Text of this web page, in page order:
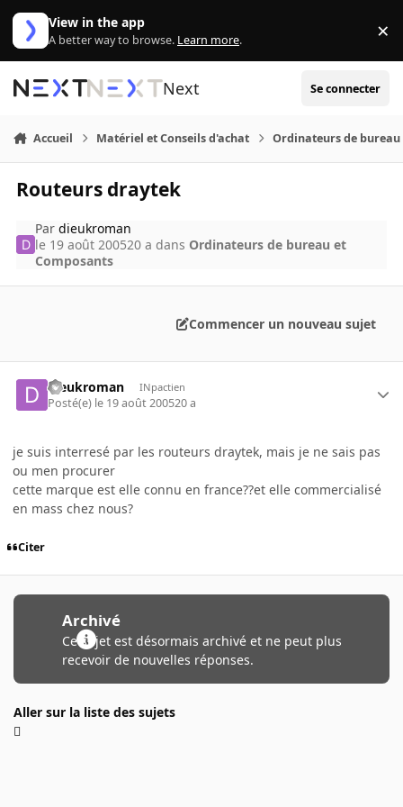
Aller au contenu
View in the app
A better way to browse. Learn more. ×
Next Se connecter
Accueil Matériel et Conseils d'achat Ordinateurs de bureau
Routeurs draytek
Pardieukroman
le 19 août 200520 a dans Ordinateurs de bureau et
Composants
Commencer un nouveau sujet
dieukroman INpactien
Posté(e) le 19 août 200520 a
je suis interresé par les routeurs draytek, mais je ne sais pas
ou men procurer
cette marque est elle connu en france??et elle commercialisé
en mass chez nous?
Citer
Archivé
Ce sujet est désormais archivé et ne peut plus
recevoir de nouvelles réponses.
Aller sur la liste des sujets